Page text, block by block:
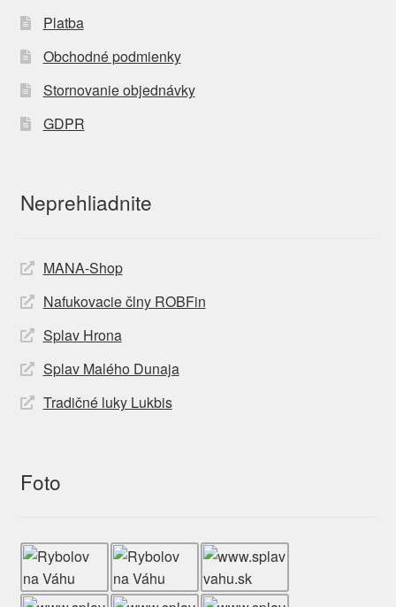
Platba
Obchodné podmienky
Stornovanie objednávky
GDPR
Neprehliadnite
MANA-Shop
Nafukovacie člny ROBFin
Splav Hrona
Splav Malého Dunaja
Tradičné luky Lukbis
Foto